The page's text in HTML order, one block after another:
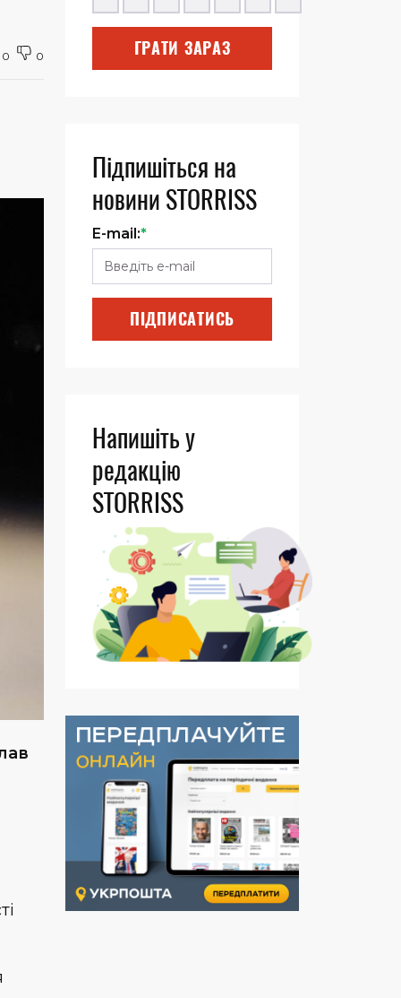
0 0 ГРАТИ ЗАРАЗ
Підпишіться на
новини STORRISS
E-mail:*
ПІДПИСАТИСЬ
Напишіть у
редакцію
STORRISS